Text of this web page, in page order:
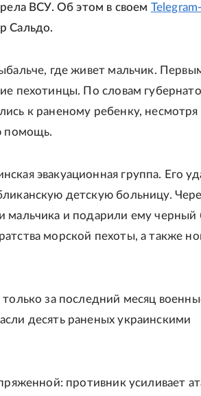
ВСУ. Об этом в своем
Сальдо.
где живет мальчик.
пехотинцы. По словам
к раненому ребенку, несмотря
помощь.
эвакуационная группа. Его
детскую больницу.
мальчика и подарили ему черный
морской пехоты, а также
за последний месяц
десять раненых украинскими
противник усиливает